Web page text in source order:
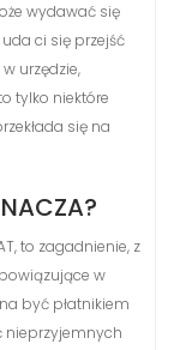
wydawać się
ci się przejść
urzędzie,
tylko niektóre
się na
to zagadnienie, z
w
być płatnikiem
nieprzyjemnych